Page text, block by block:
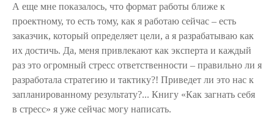
А еще мне показалось, что формат работы ближе к
проектному, то есть тому, как я работаю сейчас – есть
заказчик, который определяет цели, а я разрабатываю как
их достичь. Да, меня привлекают как эксперта и каждый
раз это огромный стресс ответственности – правильно ли я
разработала стратегию и тактику?! Приведет ли это нас к
запланированному результату?... Книгу «Как загнать себя
в стресс» я уже сейчас могу написать.